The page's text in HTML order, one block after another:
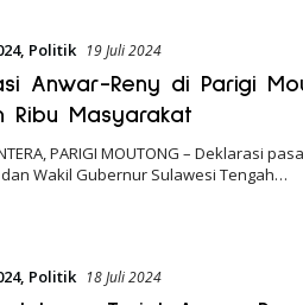
, Politik 19 Juli 2024
Anwar-Reny di Parigi
Ribu Masyarakat
PARIGI MOUTONG – Deklarasi
Wakil Gubernur Sulawesi Tengah…
, Politik 18 Juli 2024